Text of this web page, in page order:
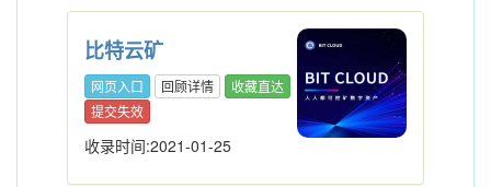
比特云矿
网页入口 回顾详情
收藏直达
提交失效
收录时间:2021-01-25